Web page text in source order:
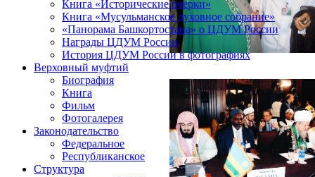
Книга «Исторические очерки»
Книга «Мусульманское духовное собрание»
«Панорама Башкортостана» о ЦДУМ России
Награды ЦДУМ России
История ЦДУМ России в фотографиях
Верховный муфтий
Биография
Книга
Фильм
Фотогалерея
Законодательство
Федеральное
Республиканское
Структура